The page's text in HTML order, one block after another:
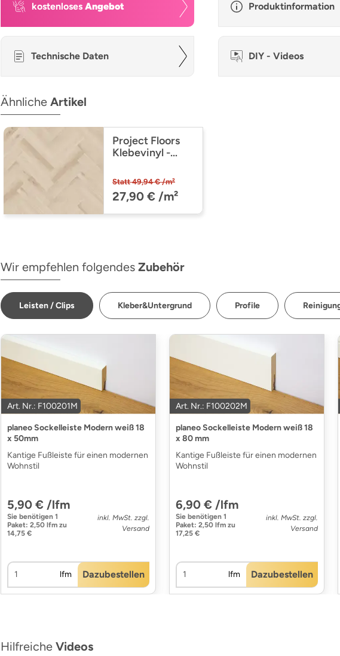
kostenloses Angebot Produktinformation
Technische Daten DIY - Videos
Ähnliche Artikel
Project Floors
Klebevinyl -
Wide PW
4220/HBX
(PW4220HBX)
Statt 49,94 € /m²
27,90 € /m²
Wir empfehlen folgendes Zubehör
Leisten / Clips Kleber&Untergrund Profile
Art. Nr.: F100201M
planeo Sockelleiste Modern weiß 18
x 50mm
Kantige Fußleiste für einen modernen
Wohnstil
5,90 € /lfm
Sie benötigen 1
Paket: 2,50 lfm zu
14,75 €
inkl. MwSt. zzgl.
Versand
lfm Dazubestellen
Art. Nr.: F100202M
planeo Sockelleiste Modern weiß 18
x 80 mm
Kantige Fußleiste für einen modernen
Wohnstil
6,90 € /lfm
Sie benötigen 1
Paket: 2,50 lfm zu
17,25 €
inkl. MwSt. zzgl.
Versand
lfm Dazubestellen
Hilfreiche Videos